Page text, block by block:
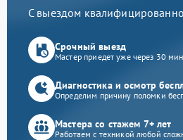
С выездом
Срочный выезд
Мастер приедет уже через 30
Диагностика и осмотр
Определим причину поломки
Мастера со стажем 7+ лет
Работаем с техникой любой